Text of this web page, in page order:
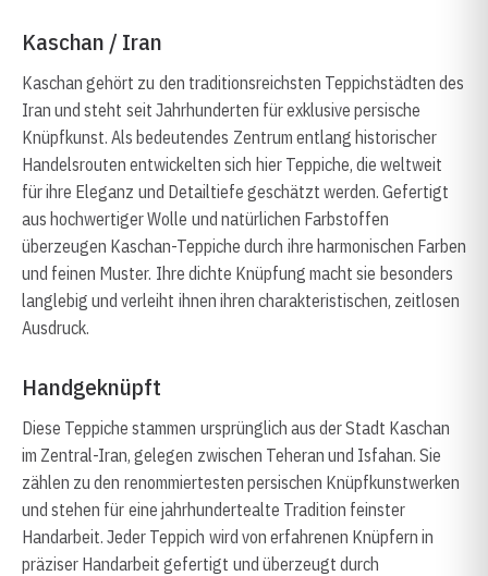
Kaschan / Iran
Kaschan gehört zu den traditionsreichsten Teppichstädten des
Iran und steht seit Jahrhunderten für exklusive persische
Knüpfkunst. Als bedeutendes Zentrum entlang historischer
Handelsrouten entwickelten sich hier Teppiche, die weltweit
für ihre Eleganz und Detailtiefe geschätzt werden. Gefertigt
aus hochwertiger Wolle und natürlichen Farbstoffen
überzeugen Kaschan-Teppiche durch ihre harmonischen Farben
und feinen Muster. Ihre dichte Knüpfung macht sie besonders
langlebig und verleiht ihnen ihren charakteristischen, zeitlosen
Ausdruck.
Handgeknüpft
Diese Teppiche stammen ursprünglich aus der Stadt Kaschan
im Zentral-Iran, gelegen zwischen Teheran und Isfahan. Sie
zählen zu den renommiertesten persischen Knüpfkunstwerken
und stehen für eine jahrhundertealte Tradition feinster
Handarbeit. Jeder Teppich wird von erfahrenen Knüpfern in
präziser Handarbeit gefertigt und überzeugt durch